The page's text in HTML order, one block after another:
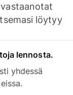
löytyy
lennosta.
yhdessä